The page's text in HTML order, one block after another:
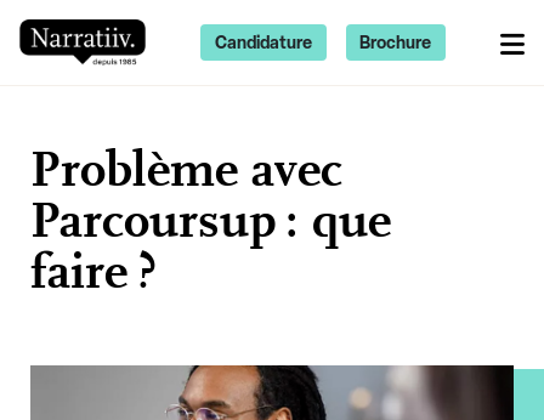
Problème avec
Parcoursup : que
faire ?
Candidature Brochure